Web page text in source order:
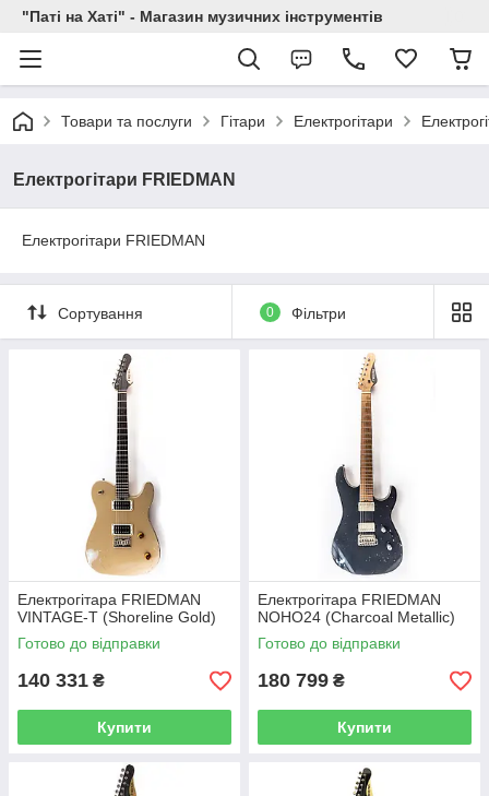
"Паті на Хаті" - Магазин музичних інструментів
Товари та послуги Гітари Електрогітари
Електрогітари FRIEDMAN
Електрогітари FRIEDMAN
Сортування 0 Фільтри
Електрогітара FRIEDMAN
VINTAGE-T (Shoreline Gold)
Готово до відправки
140 331 ₴
Купити
Електрогітара FRIEDMAN
NOHO24 (Charcoal Metallic)
Готово до відправки
180 799 ₴
Купити